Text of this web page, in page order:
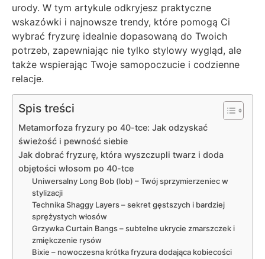
urody. W tym artykule odkryjesz praktyczne
wskazówki i najnowsze trendy, które pomogą Ci
wybrać fryzurę idealnie dopasowaną do Twoich
potrzeb, zapewniając nie tylko stylowy wygląd, ale
także wspierając Twoje samopoczucie i codzienne
relacje.
Spis treści
Metamorfoza fryzury po 40-tce: Jak odzyskać
świeżość i pewność siebie
Jak dobrać fryzurę, która wyszczupli twarz i doda
objętości włosom po 40-tce
Uniwersalny Long Bob (lob) – Twój sprzymierzeniec w
stylizacji
Technika Shaggy Layers – sekret gęstszych i bardziej
sprężystych włosów
Grzywka Curtain Bangs – subtelne ukrycie zmarszczek i
zmiękczenie rysów
Bixie – nowoczesna krótka fryzura dodająca kobiecości